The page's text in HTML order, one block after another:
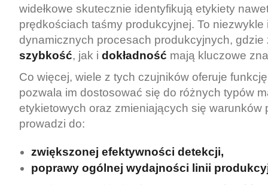
widełkowe skutecznie identyfikują etykiety
prędkościach taśmy produkcyjnej. To niezwykle
dynamicznych procesach produkcyjnych, gdzie
szybkość, jak i dokładność mają kluczowe
Co więcej, wiele z tych czujników oferuje
pozwala im dostosować się do różnych typów
etykietowych oraz zmieniających się warunków
prowadzi do:
zwiększonej efektywności detekcji,
poprawy ogólnej wydajności linii